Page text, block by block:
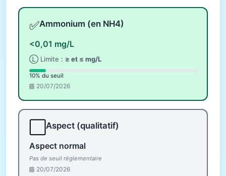
✅Ammonium (en NH4)
<0,01 mg/L
Ⓛ Limite : ≥ et ≤ mg/L
10% du seuil
20/07/2026
Aspect (qualitatif)
Aspect normal
Pas de seuil réglementaire
20/07/2026